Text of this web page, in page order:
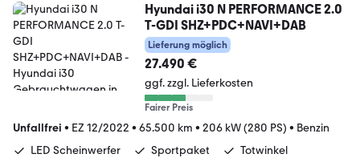
Hyundai i30 N PERFORMANCE 2.0
T-GDI SHZ+PDC+NAVI+DAB
Lieferung möglich
27.490 €
ggf. zzgl. Lieferkosten
Fairer Preis
Unfallfrei • EZ 12/2022 • 65.500 km • 206 kW (280 PS) • Benzin
LED Scheinwerfer
Sportpaket Totwinkel